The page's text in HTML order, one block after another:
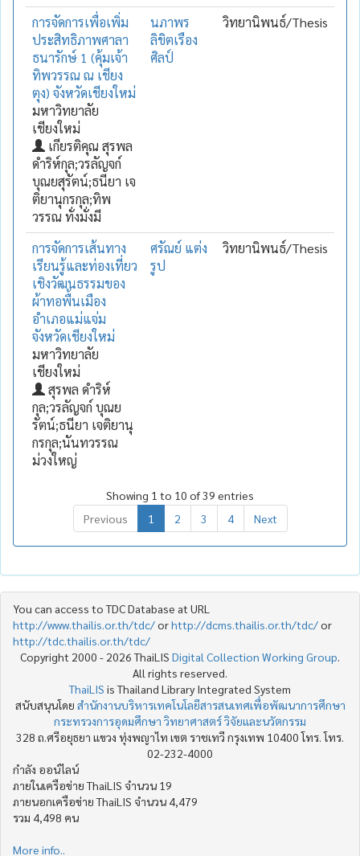
การจัดการเพื่อเพิ่ม
ประสิทธิภาพศาลา
ธนารักษ์ 1 (คุ้มเจ้า
ทิพวรรณ ณ เชียง
ตุง) จังหวัดเชียงใหม่
มหาวิทยาลัย
เชียงใหม่
เกียรติคุณ สุรพล
ดำริห์กุล;วรลัญจก์
บุณยสุรัตน์;ธนียา เจ
ติยานุกรกุล;ทิพ
วรรณ ทั่งมั่งมี
นภาพร
ลิขิตเรือง
ศิลป์
วิทยานิพนธ์/Thesis
การจัดการเส้นทาง
เรียนรู้และท่องเที่ยว
เชิงวัฒนธรรมของ
ผ้าทอพื้นเมือง
อำเภอแม่แจ่ม
จังหวัดเชียงใหม่
มหาวิทยาลัย
เชียงใหม่
สุรพล ดำริห์
กุล;วรลัญจก์ บุณย
รัตน์;ธนียา เจติยานุ
กรกุล;นันทวรรณ
ม่วงใหญ่
ศรัณย์ แต่ง
รูป
วิทยานิพนธ์/Thesis
Showing 1 to 10 of 39 entries
Previous
1 2 3 4 Next
You can access to TDC Database at URL
http://www.thailis.or.th/tdc/orhttp://dcms.thailis.or.th/tdc/or
http://tdc.thailis.or.th/tdc/
Copyright 2000 - 2026 ThaiLIS Digital Collection Working Group
All rights reserved.
ThaiLIS is Thailand Library Integrated System
สนับสนุนโดย สำนักงานบริหารเทคโนโลยีสารสนเทศเพื่อพัฒนาการศึกษา
กระทรวงการอุดมศึกษา วิทยาศาสตร์ วิจัยและนวัตกรรม
328 ถ.ศรีอยุธยา แขวง ทุ่งพญาไท เขต ราชเทวี กรุงเทพ 10400 โทร. โทร.
02-232-4000
กำลัง ออน์ไลน์
ภายในเครือข่าย ThaiLIS จำนวน 19
ภายนอกเครือข่าย ThaiLIS จำนวน 4,479
รวม 4,498 คน
More info..